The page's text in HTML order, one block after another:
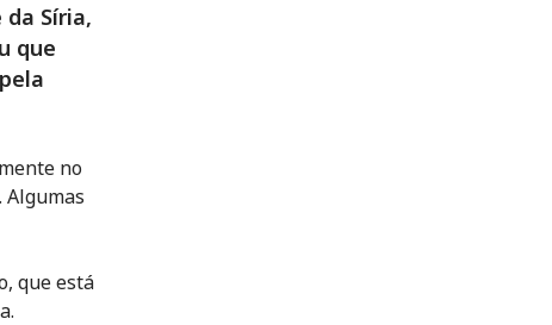
Síria,
que
no
que está